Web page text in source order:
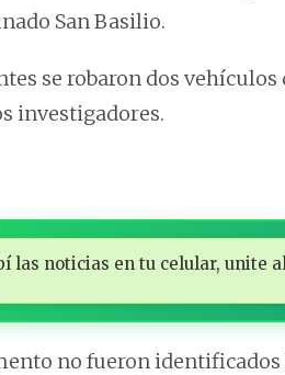
San Basilio.
se robaron dos
investigadores.
las noticias en tu celular, unite
no fueron